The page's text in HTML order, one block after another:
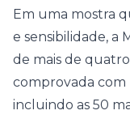
Em uma mostra
e sensibilidade, a
de mais de
comprovada com
incluindo as 50